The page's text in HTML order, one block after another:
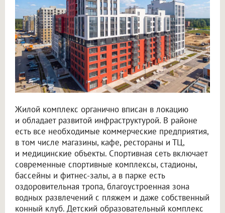
Жилой комплекс органично вписан в локацию
и обладает развитой инфраструктурой. В районе
есть все необходимые коммерческие предприятия,
в том числе магазины, кафе, рестораны и ТЦ,
и медицинские объекты. Спортивная сеть включает
современные спортивные комплексы, стадионы,
бассейны и фитнес-залы, а в парке есть
оздоровительная тропа, благоустроенная зона
водных развлечений с пляжем и даже собственный
конный клуб. Детский образовательный комплекс